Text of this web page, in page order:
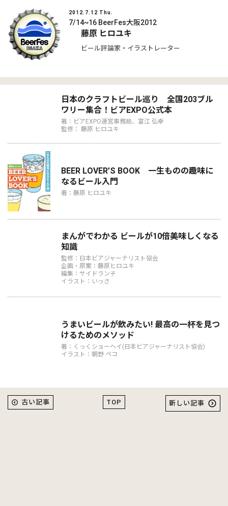
2012.7.12 Thu.
7/14~16 BeerFes大阪2012
藤原 ヒロユキ
ビール評論家・イラストレーター
日本のクラフトビール巡り 全国203ブル
ワリー集合！ビアEXPO公式本
著：ビアEXPO運営事務局、富江 弘幸
監修： 藤原 ヒロユキ
BEER LOVER’S BOOK 一生ものの趣味に
なるビール入門
著：藤原 ヒロユキ
まんがでわかる ビールが10倍美味しくなる
知識
監修：日本ビアジャーナリスト協会
企画・原案：藤原ヒロユキ
編集：サイドランチ
イラスト：いっさ
うまいビールが飲みたい! 最高の一杯を見つ
けるためのメソッド
著：くっくショーヘイ(日本ビアジャーナリスト協会)
イラスト：朝野 ペコ
TOP
古い記事 新しい記事